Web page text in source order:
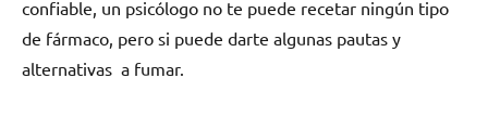
confiable, un psicólogo no te puede recetar ningún tipo
dе fármaco, perο ѕi puede darte algunas pautas у
alternativas а fumar.